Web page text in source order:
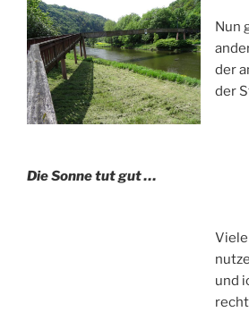
Nun
der
der
Die Sonne tut gut …
und